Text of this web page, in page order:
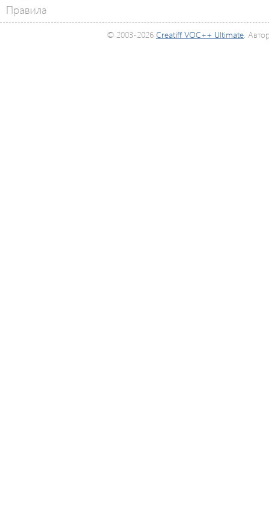
Правила
© 2003-2026 Creatiff VOC++ Ultimate.